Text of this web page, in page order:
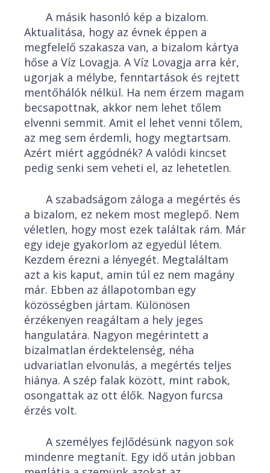
A másik hasonló kép a bizalom.
Aktualitása, hogy az évnek éppen a
megfelelő szakasza van, a bizalom kártya
hőse a Víz Lovagja. A Víz Lovagja arra kér,
ugorjak a mélybe, fenntartások és rejtett
mentőhálók nélkül. Ha nem érzem magam
becsapottnak, akkor nem lehet tőlem
elvenni semmit. Amit el lehet venni tőlem,
az meg sem érdemli, hogy megtartsam.
Azért miért aggódnék? A valódi kincset
pedig senki sem veheti el, az lehetetlen.
A szabadságom záloga a megértés és
a bizalom, ez nekem most meglepő. Nem
véletlen, hogy most ezek találtak rám. Már
egy ideje gyakorlom az egyedül létem.
Kezdem érezni a lényegét. Megtaláltam
azt a kis kaput, amin túl ez nem magány
már. Ebben az állapotomban egy
közösségben jártam. Különösen
érzékenyen reagáltam a hely jeges
hangulatára. Nagyon megérintett a
bizalmatlan érdektelenség, néha
udvariatlan elvonulás, a megértés teljes
hiánya. A szép falak között, mint rabok,
osongattak az ott élők. Nagyon furcsa
érzés volt.
A személyes fejlődésünk nagyon sok
mindenre megtanít. Egy idő után jobban